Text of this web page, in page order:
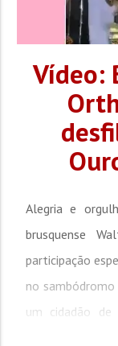
Vídeo:
Alegria e
brusquense
participação
no
um cidadão de